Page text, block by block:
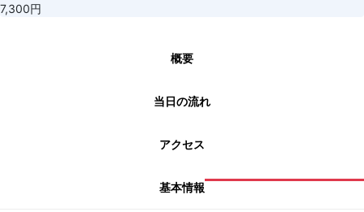
7,300円
概要
当日の流れ
アクセス
基本情報